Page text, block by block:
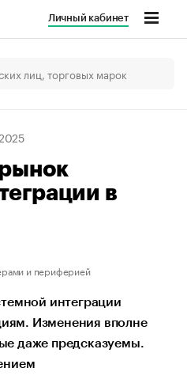
Личный кабинет
в
и периферией
интеграции
Изменения вполне
даже предсказуемы.